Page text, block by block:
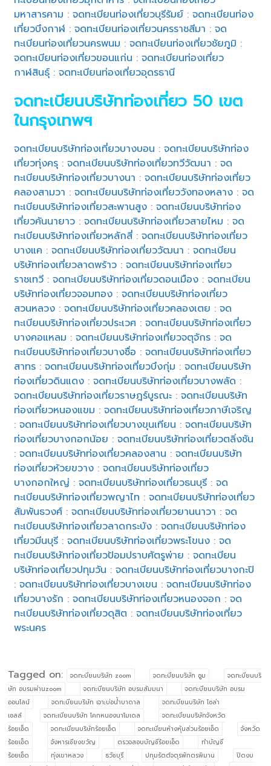
มหาสารคาม :จดทะเบียนท่องเที่ยวบุรีรัมย์ :จดทะเบียนท่อง
เที่ยวบึงกาฬ :จดทะเบียนท่องเที่ยวนครราชสีมา :จด
ทะเบียนท่องเที่ยวนครพนม :จดทะเบียนท่องเที่ยวชัยภูมิ :
จดทะเบียนท่องเที่ยวขอนแก่น :จดทะเบียนท่องเที่ยว
กาฬสินธุ์ :จดทะเบียนท่องเที่ยวอุดรธานี
จดทะเบียนบริษัทท่องเที่ยว 50 เขต
ในกรุงเทพฯ
จดทะเบียนบริษัทท่องเที่ยวบางบอน :จดทะเบียนบริษัทท่อง
เที่ยวทุ่งครุ :จดทะเบียนบริษัทท่องเที่ยวทวีวัฒนา :จด
ทะเบียนบริษัทท่องเที่ยวบางนา :จดทะเบียนบริษัทท่องเที่ยว
คลองสามวา :จดทะเบียนบริษัทท่องเที่ยววังทองหลาง :จด
ทะเบียนบริษัทท่องเที่ยวสะพานสูง :จดทะเบียนบริษัทท่อง
เที่ยวคันนายาว :จดทะเบียนบริษัทท่องเที่ยวสายไหม :จด
ทะเบียนบริษัทท่องเที่ยวหลักสี่ :จดทะเบียนบริษัทท่องเที่ยว
บางแค :จดทะเบียนบริษัทท่องเที่ยววัฒนา :จดทะเบียน
บริษัทท่องเที่ยวลาดพร้าว :จดทะเบียนบริษัทท่องเที่ยว
ราชเทวี :จดทะเบียนบริษัทท่องเที่ยวดอนเมือง :จดทะเบียน
บริษัทท่องเที่ยวจอมทอง :จดทะเบียนบริษัทท่องเที่ยว
สวนหลวง :จดทะเบียนบริษัทท่องเที่ยวคลองเตย :จด
ทะเบียนบริษัทท่องเที่ยวประเวศ :จดทะเบียนบริษัทท่องเที่ยว
บางคอแหลม :จดทะเบียนบริษัทท่องเที่ยวจตุจักร :จด
ทะเบียนบริษัทท่องเที่ยวบางซื่อ :จดทะเบียนบริษัทท่องเที่ยว
สาทร :จดทะเบียนบริษัทท่องเที่ยวบึงกุ่ม :จดทะเบียนบริษัท
ท่องเที่ยวดินแดง :จดทะเบียนบริษัทท่องเที่ยวบางพลัด :
จดทะเบียนบริษัทท่องเที่ยวราษฎร์บูรณะ :จดทะเบียนบริษัท
ท่องเที่ยวหนองแขม :จดทะเบียนบริษัทท่องเที่ยวภาษีเจริญ
:จดทะเบียนบริษัทท่องเที่ยวบางขุนเทียน :จดทะเบียนบริษัท
ท่องเที่ยวบางกอกน้อย :จดทะเบียนบริษัทท่องเที่ยวตลิ่งชัน
:จดทะเบียนบริษัทท่องเที่ยวคลองสาน :จดทะเบียนบริษัท
ท่องเที่ยวห้วยขวาง :จดทะเบียนบริษัทท่องเที่ยว
บางกอกใหญ่ :จดทะเบียนบริษัทท่องเที่ยวธนบุรี :จด
ทะเบียนบริษัทท่องเที่ยวพญาไท :จดทะเบียนบริษัทท่องเที่ยว
สัมพันธวงศ์ :จดทะเบียนบริษัทท่องเที่ยวยานนาวา :จด
ทะเบียนบริษัทท่องเที่ยวลาดกระบัง :จดทะเบียนบริษัทท่อง
เที่ยวมีนบุรี :จดทะเบียนบริษัทท่องเที่ยวพระโขนง :จด
ทะเบียนบริษัทท่องเที่ยวป้อมปราบศัตรูพ่าย :จดทะเบียน
บริษัทท่องเที่ยวปทุมวัน :จดทะเบียนบริษัทท่องเที่ยวบางกะปิ
:จดทะเบียนบริษัทท่องเที่ยวบางเขน :จดทะเบียนบริษัทท่อง
เที่ยวบางรัก :จดทะเบียนบริษัทท่องเที่ยวหนองจอก :จด
ทะเบียนบริษัทท่องเที่ยวดุสิต :จดทะเบียนบริษัทท่องเที่ยว
พระนคร
Tagged on: จดทะบียนบริษัท zoom จดทะบียนบริษัท ซูม
จดทะบียนบริ
ษัท อบรมผ่านzoom
จดทะบียนบริษัท อบรมสัมมนา
จดทะบียนบริษัท อบรม
ออนไลน์
จดทะบียนบริษัท เจาะบ่อน้ำบาดาล
จดทะบียนบริษัท โซล่า
เซลล์
จดทะเบียนบริษัท โคกหนองนาโมเดล
จดทะเบียนบริษัทจังหวัด
ร้อยเอ็ด
จดทะเบียนบริษัทร้อยเอ็ด จดทะเบียนห้างหุ้นส่วนร้อยเอ็ด
จังหวัด
ร้อยเอ็ด
จังหารเชียงขวัญ ตรวจสอบบัญชีร้อยเอ็ด
ทำบัญชี
ร้อยเอ็ด
ทุ่งเขาหลวง ธวัชบุรี ปทุมรัตต์จตุรพักตรพิมาน
ปิดงบ